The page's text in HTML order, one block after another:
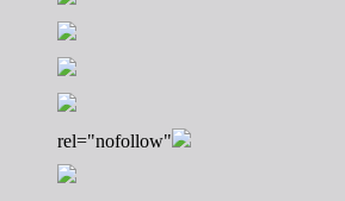
rel="nofollow"